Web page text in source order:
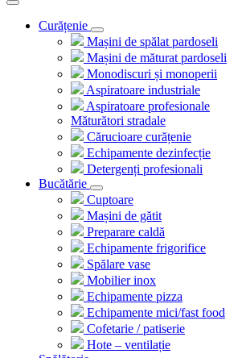
Curățenie
Mașini de spălat pardoseli
Mașini de măturat pardoseli
Monodiscuri și monoperii
Aspiratoare industriale
Aspiratoare profesionale
Măturători stradale
Cărucioare curățenie
Echipamente dezinfecție
Detergenți profesionali
Bucătărie
Cuptoare
Mașini de gătit
Preparare caldă
Echipamente frigorifice
Spălare vase
Mobilier inox
Echipamente pizza
Echipamente mici/fast food
Cofetarie / patiserie
Hote – ventilație